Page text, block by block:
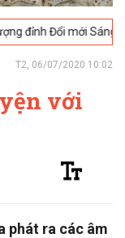
Đổi mới Sáng tạo
T2, 06/07/2020 10:02
với
phát ra các âm